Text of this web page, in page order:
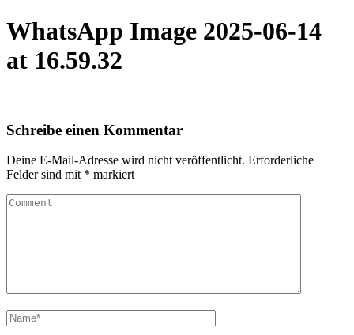
WhatsApp Image 2025-06-14
at 16.59.32
Schreibe einen Kommentar
Deine E-Mail-Adresse wird nicht veröffentlicht. Erforderliche
Felder sind mit * markiert